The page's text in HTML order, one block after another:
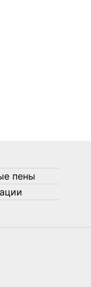
пены